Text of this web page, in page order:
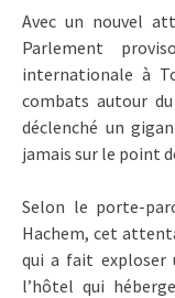
Avec un nouvel
Parlement
internationale à
combats autour
déclenché un
jamais sur le point
Selon le porte-
Hachem, cet
qui a fait exploser
l’hôtel qui